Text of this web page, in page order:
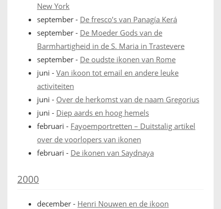
New York
september - De fresco’s van Panagía Kerá
september - De Moeder Gods van de
Barmhartigheid in de S. Maria in Trastevere
september - De oudste ikonen van Rome
juni - Van ikoon tot email en andere leuke
activiteiten
juni - Over de herkomst van de naam Gregorius
juni - Diep aards en hoog hemels
februari - Fayoemportretten – Duitstalig artikel
over de voorlopers van ikonen
februari - De ikonen van Saydnaya
2000
december - Henri Nouwen en de ikoon